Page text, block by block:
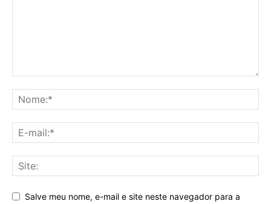
Salve meu nome, e-mail e site neste navegador para a